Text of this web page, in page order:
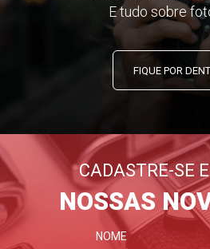
E tudo sobre
FIQUE POR
CADASTRE-SE
NOSSAS